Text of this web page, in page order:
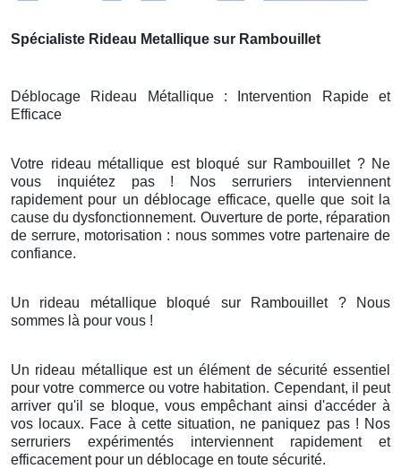
Spécialiste Rideau Metallique sur Rambouillet
Déblocage Rideau Métallique : Intervention Rapide et
Efficace
Votre rideau métallique est bloqué sur Rambouillet ? Ne
vous inquiétez pas ! Nos serruriers interviennent
rapidement pour un déblocage efficace, quelle que soit la
cause du dysfonctionnement. Ouverture de porte, réparation
de serrure, motorisation : nous sommes votre partenaire de
confiance.
Un rideau métallique bloqué sur Rambouillet ? Nous
sommes là pour vous !
Un rideau métallique est un élément de sécurité essentiel
pour votre commerce ou votre habitation. Cependant, il peut
arriver qu'il se bloque, vous empêchant ainsi d'accéder à
vos locaux. Face à cette situation, ne paniquez pas ! Nos
serruriers expérimentés interviennent rapidement et
efficacement pour un déblocage en toute sécurité.